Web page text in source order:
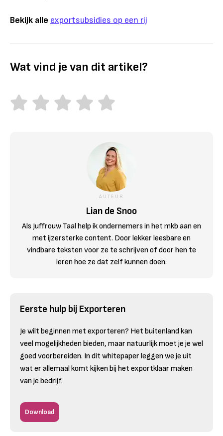
Bekijk alle exportsubsidies op een rij
Wat vind je van dit artikel?
AUTEUR
Lian de Snoo
Als Juffrouw Taal help ik ondernemers in het mkb aan en
met ijzersterke content. Door lekker leesbare en
vindbare teksten voor ze te schrijven of door hen te
leren hoe ze dat zelf kunnen doen.
Eerste hulp bij Exporteren
Je wilt beginnen met exporteren? Het buitenland kan
veel mogelijkheden bieden, maar natuurlijk moet je je wel
goed voorbereiden. In dit whitepaper leggen we je uit
wat er allemaal komt kijken bij het exportklaar maken
van je bedrijf.
Download